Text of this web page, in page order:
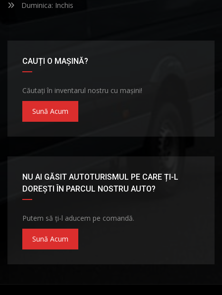
Duminica: Inchis
CAUȚI O MAȘINĂ?
Căutați în inventarul nostru cu mașini!
Sună Acum
NU AI GĂSIT AUTOTURISMUL PE CARE ȚI-L
DOREȘTI ÎN PARCUL NOSTRU AUTO?
Putem să ți-l aducem pe comandă.
Sună Acum